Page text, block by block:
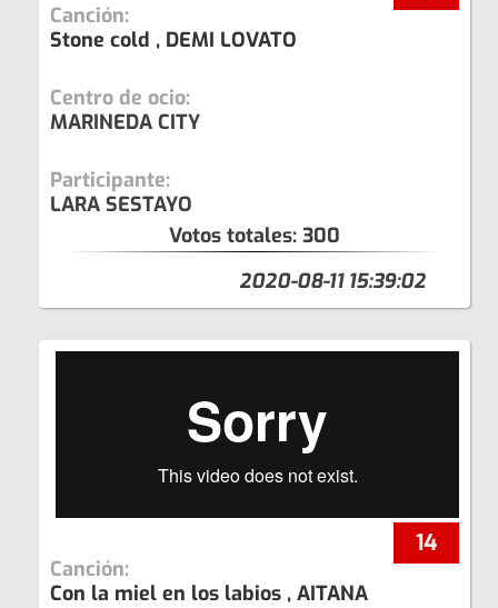
Canción:
Stone cold , DEMI LOVATO
Centro de ocio:
MARINEDA CITY
Participante:
LARA SESTAYO
Votos totales: 300
2020-08-11 15:39:02
14
Canción:
Con la miel en los labios , AITANA